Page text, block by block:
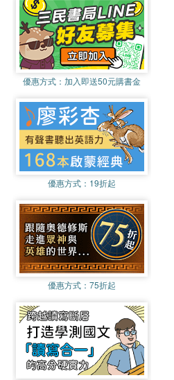
優惠方式： 加入即送50元購書金
優惠方式： 19折起
優惠方式： 75折起